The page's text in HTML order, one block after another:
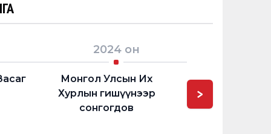
2024он
Монгол Улсын Их
Хурлын гишүүнээр
сонгогдов
Эдийн
байнгын
>